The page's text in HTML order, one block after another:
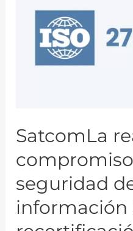
SatcomLa
seguridad
información